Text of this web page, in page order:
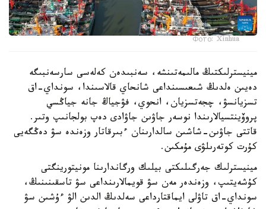
Фото: Xinhua
مينيسترلىكتىڭ مالىمەتىنشە، سەنبىدەن كەلەسى سارسەنبىگە
دەيىن ەلدىڭ شىعىسىنداعى شانحاي قالاسىندا، سونداي-اق
تسزيانسۋ، چجەتسزيان، انحوي، فۋجياڭ جانە جياڭسي
پروۆينتسيالارىندا نوسەر جاۋىن جاۋادى دەپ بولجانىپ وتىر.
قاتتى جاۋىن-شاشىن سالدارىنان ءبىرقاتار وزەندە سۋ دەڭگەيى
كۇرت كوتەرىلۋى مۇمكىن.
مينيسترلىك جەرگىلىكتى بيلىك ورگاندارىنا مونيتورينگتى
كۇشەيتىپ، وزەندەر مەن سۋ قويمالارىنداعى سۋ تاسقىنىنىڭ،
سونداي-اق تاۋلى ايماقتارداعى سەلدىڭ الدىن الۋ ءۇشىن سۋ